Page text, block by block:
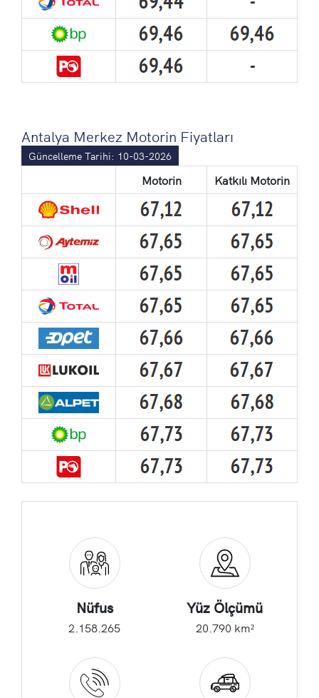
Antalya Merkez Motorin Fiyatları
Güncelleme Tarihi: 10-03-2026
Motorin Katkılı Motorin
Nüfus
2.158.265
Yüz Ölçümü
20.790 km²